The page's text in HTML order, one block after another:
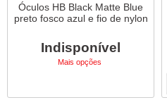
Óculos HB Black Matte Blue
preto fosco azul e fio de nylon
Indisponível
Mais opções